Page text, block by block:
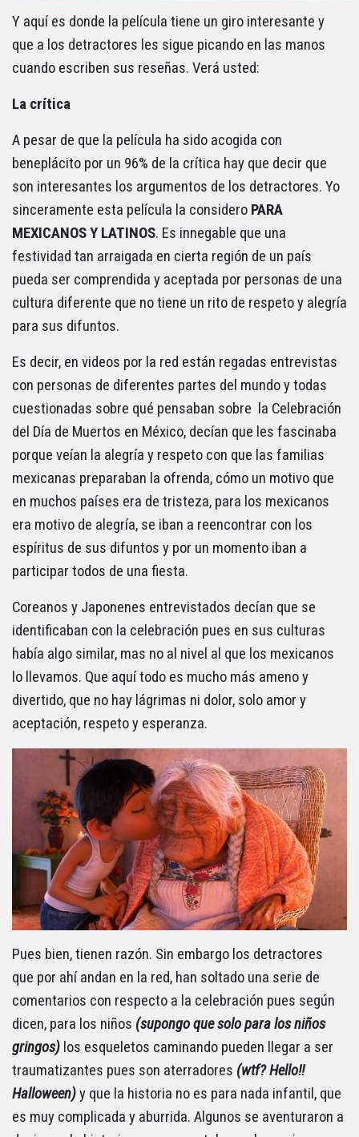
Y aquí es donde la película tiene un giro interesante y
que a los detractores les sigue picando en las manos
cuando escriben sus reseñas. Verá usted:
La crítica
A pesar de que la película ha sido acogida con
beneplácito por un 96% de la crítica hay que decir que
son interesantes los argumentos de los detractores. Yo
sinceramente esta película la considero PARA
MEXICANOS Y LATINOS. Es innegable que una
festividad tan arraigada en cierta región de un país
pueda ser comprendida y aceptada por personas de una
cultura diferente que no tiene un rito de respeto y alegría
para sus difuntos.
Es decir, en videos por la red están regadas entrevistas
con personas de diferentes partes del mundo y todas
cuestionadas sobre qué pensaban sobre la Celebración
del Día de Muertos en México, decían que les fascinaba
porque veían la alegría y respeto con que las familias
mexicanas preparaban la ofrenda, cómo un motivo que
en muchos países era de tristeza, para los mexicanos
era motivo de alegría, se iban a reencontrar con los
espíritus de sus difuntos y por un momento iban a
participar todos de una fiesta.
Coreanos y Japonenes entrevistados decían que se
identificaban con la celebración pues en sus culturas
había algo similar, mas no al nivel al que los mexicanos
lo llevamos. Que aquí todo es mucho más ameno y
divertido, que no hay lágrimas ni dolor, solo amor y
aceptación, respeto y esperanza.
Pues bien, tienen razón. Sin embargo los detractores
que por ahí andan en la red, han soltado una serie de
comentarios con respecto a la celebración pues según
dicen, para los niños (supongo que solo para los niños
gringos) los esqueletos caminando pueden llegar a ser
traumatizantes pues son aterradores (wtf? Hello!!
Halloween)y que la historia no es para nada infantil, que
es muy complicada y aburrida. Algunos se aventuraron a